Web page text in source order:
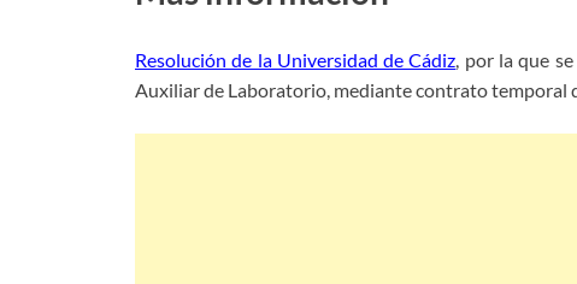
Resolución de la Universidad de Cádiz , por la que se
Auxiliar de Laboratorio, mediante contratotemporal